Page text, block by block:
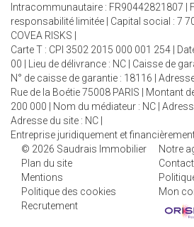
Intracommunautaire : FR90442821807 |
responsabilité limitée | Capital social : 7
COVEA RISKS |
Carte T : CPI 3502 2015 000 001 254 |
00 | Lieu de délivrance : NC | Caisse de
N° de caisse de garantie : 18116 |
Rue de la Boétie 75008 PARIS | Montant
200 000 | Nom du médiateur : NC |
Adresse du site : NC |
Entreprise juridiquement et
© 2026 Saudrais Immobilier
Notre
Plan du site
Mentions
Politique des cookies
Mon
Recrutement